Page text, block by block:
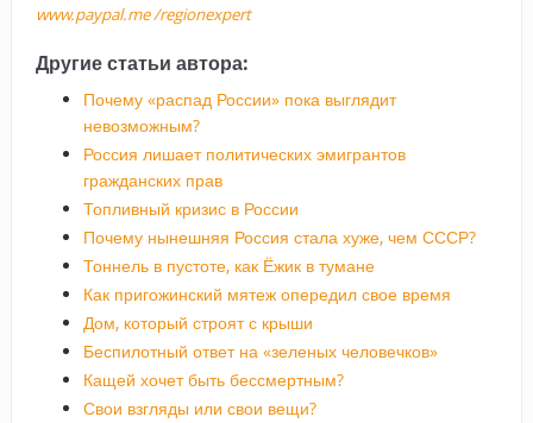
www.paypal.me /regionexpert
Другие статьи автора:
Почему «распад России» пока выглядит
невозможным?
Россия лишает политических эмигрантов
гражданских прав
Топливный кризис в России
Почему нынешняя Россия стала хуже, чем СССР?
Тоннель в пустоте, как Ёжик в тумане
Как пригожинский мятеж опередил свое время
Дом, который строят с крыши
Беспилотный ответ на «зеленых человечков»
Кащей хочет быть бессмертным?
Свои взгляды или свои вещи?